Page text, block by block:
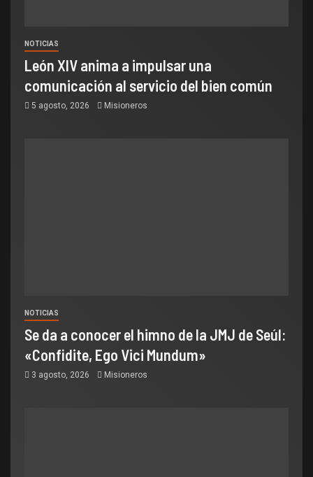
NOTICIAS
León XIV anima a impulsar una
comunicación al servicio del bien común
5 agosto, 2026 Misioneros
NOTICIAS
Se da a conocer el himno de la JMJ de Seúl:
«Confidite, Ego Vici Mundum»
3 agosto, 2026 Misioneros